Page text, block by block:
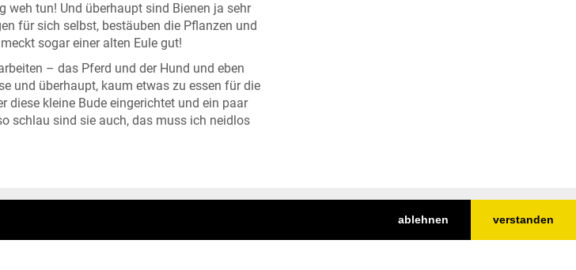
ablehnen verstanden
weh tun! Und überhaupt sind Bienen ja sehr
für sich selbst, bestäuben die Pflanzen und
sogar einer alten Eule gut!
– das Pferd und der Hund und eben
und überhaupt, kaum etwas zu essen für die
diese kleine Bude eingerichtet und ein paar
schlau sind sie auch, das muss ich neidlos